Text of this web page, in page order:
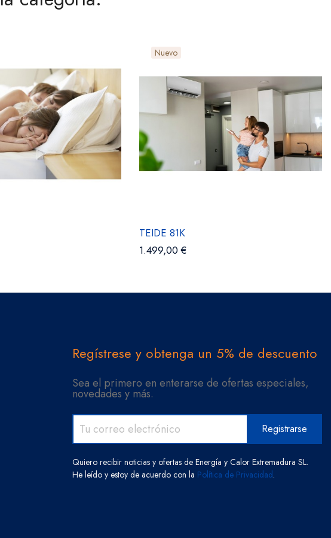
Nuevo
TEIDE 81K
1.499,00 €
Regístrese y obtenga un 5% de descuento
Sea el primero en enterarse de ofertas especiales,
novedades y más.
Quiero recibir noticias y ofertas de Energía y Calor Extremadura SL.
He leído y estoy de acuerdo con la Política de Privacidad.